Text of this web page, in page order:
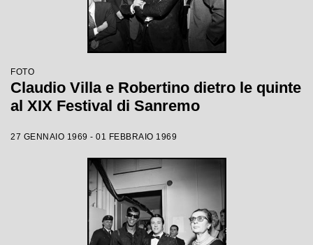
FOTO
Claudio Villa e Robertino dietro le quinte
al XIX Festival di Sanremo
27 GENNAIO 1969 - 01 FEBBRAIO 1969